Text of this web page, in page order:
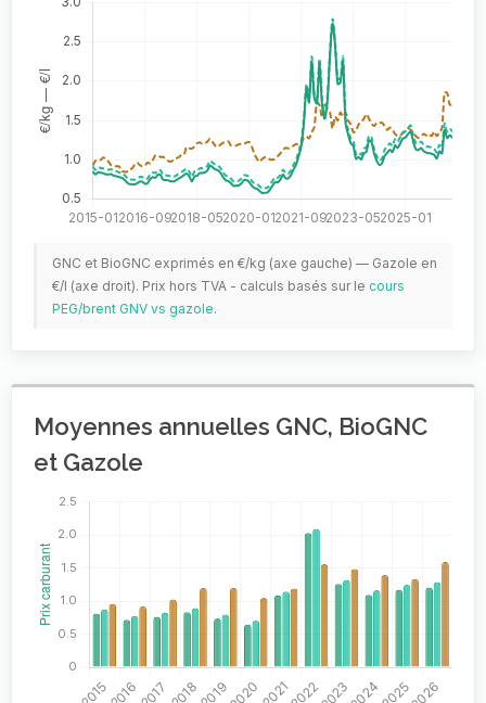
GNC et BioGNC exprimés en €/kg (axe gauche) — Gazole en
€/l (axe droit). Prix hors TVA - calculs basés sur le cours
PEG/brent GNV vs gazole.
Moyennes annuelles GNC, BioGNC
et Gazole